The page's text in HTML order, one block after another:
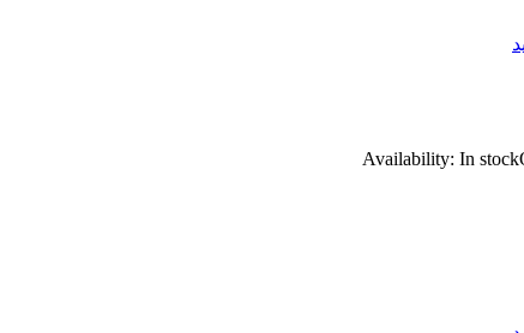
Availability: In stock